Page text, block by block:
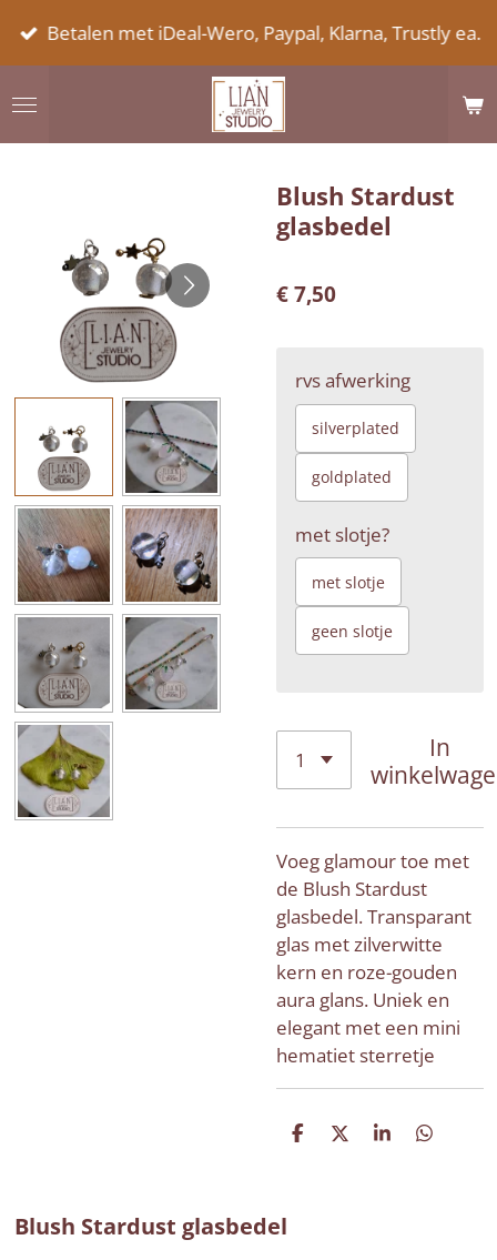
Ga
de
Betalen met iDeal-Wero, Paypal, Klarna, Trustly ea.
Blush Stardust
glasbedel
€ 7,50
rvs afwerking
silverplated
goldplated
met slotje?
met slotje
geen slotje
In
Voeg glamour toe met
de Blush Stardust
glasbedel. Transparant
glas met zilverwitte
kern en roze-gouden
aura glans. Uniek en
elegant met een mini
hematiet sterretje
D
D
S
D
Blush Stardust glasbedel